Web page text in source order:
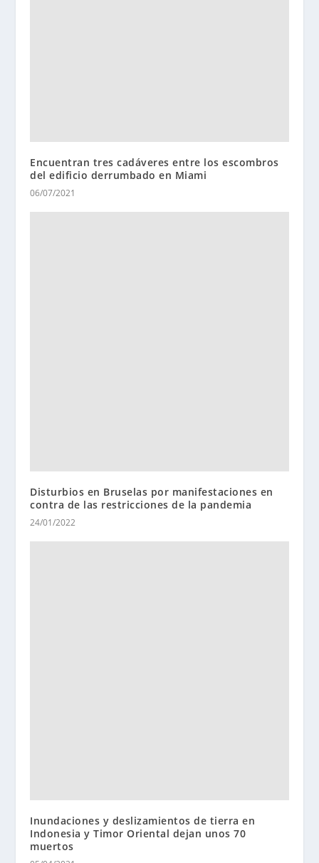
Encuentran tres cadáveres entre los escombros
del edificio derrumbado en Miami
06/07/2021
Disturbios en Bruselas por manifestaciones en
contra de las restricciones de la pandemia
24/01/2022
Inundaciones y deslizamientos de tierra en
Indonesia y Timor Oriental dejan unos 70
muertos